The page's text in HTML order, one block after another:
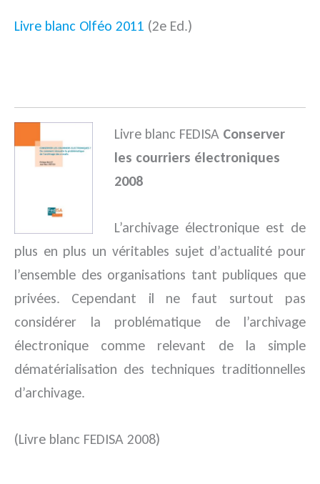
Livre blanc Olféo 2011 (2e Ed.)
Livre blanc FEDISA Conserver
les courriers électroniques
2008
L’archivage électronique est de
plus en plus un véritables sujet d’actualité pour
l’ensemble des organisations tant publiques que
privées. Cependant il ne faut surtout pas
considérer la problématique de l’archivage
électronique comme relevant de la simple
dématérialisation des techniques traditionnelles
d’archivage.
(Livre blanc FEDISA 2008)